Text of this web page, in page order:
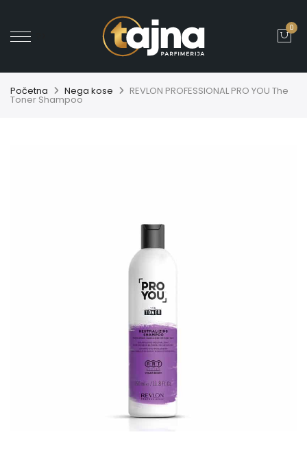
0
Početna Nega kose REVLON PROFESSIONAL PRO YOU The
Toner Shampoo